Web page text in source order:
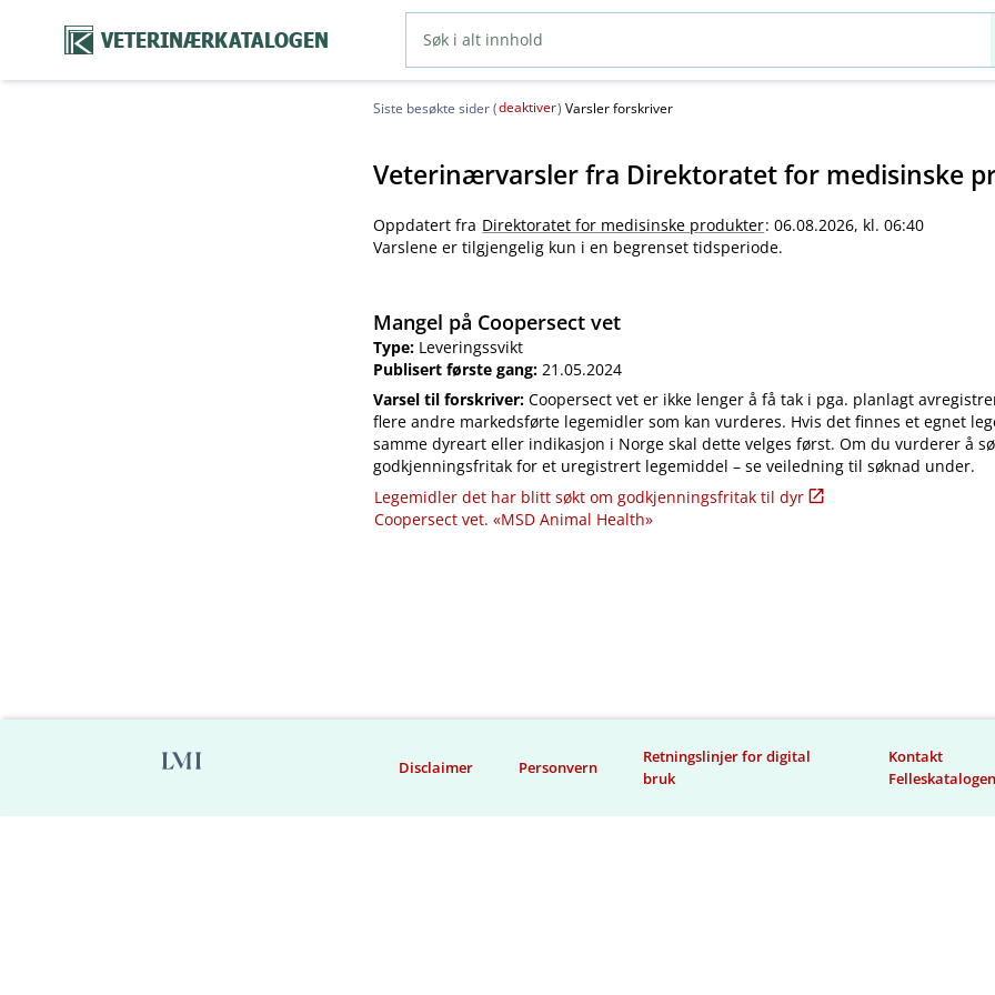
VETERINÆRKATALOGEN
Siste besøkte sider (deaktiver) Varsler forskriver
Veterinærvarsler fra Direktoratet for medisinske
Oppdatert fra Direktoratet for medisinske produkter: 06.08.2026, kl. 06:40
Varslene er tilgjengelig kun i en begrenset tidsperiode.
Mangel på Coopersect vet
Type: Leveringssvikt
Publisert første gang:21.05.2024
Varsel til forskriver:Coopersect vet er ikke lenger å få tak i pga. planlagt
flere andre markedsførte legemidler som kan vurderes. Hvis det finnes et egnet
samme dyreart eller indikasjon i Norge skal dette velges først. Om du vurderer å
godkjenningsfritak for et uregistrert legemiddel – se veiledning til søknad under.
Legemidler det har blitt søkt om godkjenningsfritak til dyr
Coopersect vet. «MSD Animal Health»
Disclaimer Personvern
Retningslinjer for digital
bruk
Kontakt
Felleskatalogen